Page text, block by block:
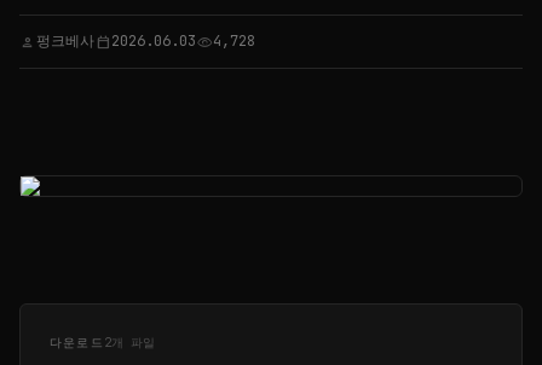
person 펑크베사calendar_today2026.06.03visibility4,728
다운로드 2개 파일